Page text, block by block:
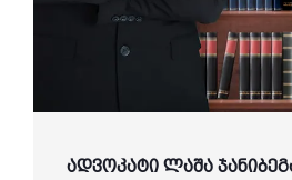
ადვოკატი ლაშა